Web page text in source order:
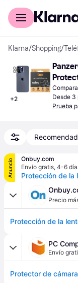
Comprar con Klarna
Klarna/Shopping/
+2
Desde 3
Prueba
Anuncio
Onbuy.com
Envío gratis, 4-6
Precio
PC
Envío